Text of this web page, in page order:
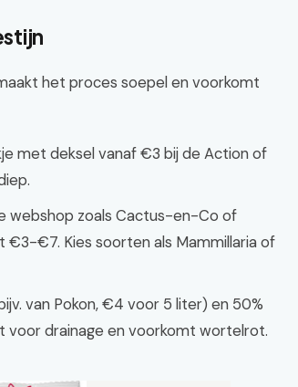
het proces soepel en voorkomt
met deksel vanaf €3 bij de Action of
webshop zoals Cactus-en-Co of
€3-€7. Kies soorten als Mammillaria of
van Pokon, €4 voor 5 liter) en 50%
voor drainage en voorkomt wortelrot.